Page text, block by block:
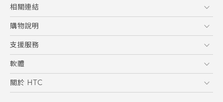
5G
智慧型手機
配件
相關連結
HTC Research
購物說明
購物須知
訂單管理
付款方式
支援服務
到府收送維修服務
服務中心資訊
客戶服務佈告欄
軟體
應用程式
關於 HTC